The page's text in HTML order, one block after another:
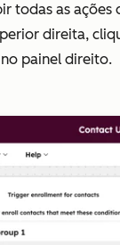
todas as
direita,
painel direito.